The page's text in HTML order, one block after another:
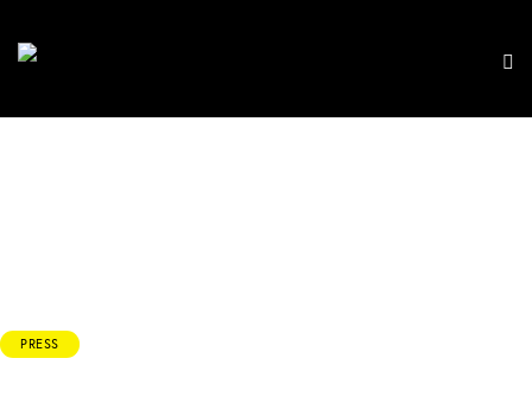
PRESS